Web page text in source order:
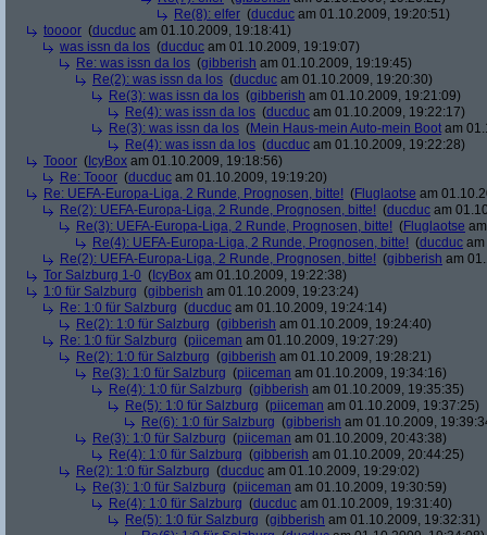
Re(8): elfer (ducduc am 01.10.2009, 19:20:51)
toooor (ducduc am 01.10.2009, 19:18:41)
was issn da los (ducduc am 01.10.2009, 19:19:07)
Re: was issn da los (gibberish am 01.10.2009, 19:19:45)
Re(2): was issn da los (ducduc am 01.10.2009, 19:20:30)
Re(3): was issn da los (gibberish am 01.10.2009, 19:21:09)
Re(4): was issn da los (ducduc am 01.10.2009, 19:22:17)
Re(3): was issn da los (Mein Haus-mein Auto-mein Boot am
Re(4): was issn da los (ducduc am 01.10.2009, 19:22:28)
Tooor ( IcyBox am 01.10.2009, 19:18:56)
Re: Tooor (ducduc am 01.10.2009, 19:19:20)
Re: UEFA-Europa-Liga, 2 Runde, Prognosen, bitte! (Fluglaotse am
Re(2): UEFA-Europa-Liga, 2 Runde, Prognosen, bitte! (ducduc am
Re(3): UEFA-Europa-Liga, 2 Runde, Prognosen, bitte! (Fluglaotse
Re(4): UEFA-Europa-Liga, 2 Runde, Prognosen, bitte! (ducduc
Re(2): UEFA-Europa-Liga, 2 Runde, Prognosen, bitte! (gibberish am
Tor Salzburg 1-0 ( IcyBox am 01.10.2009, 19:22:38)
1:0 für Salzburg (gibberish am 01.10.2009, 19:23:24)
Re: 1:0 für Salzburg (ducduc am 01.10.2009, 19:24:14)
Re(2): 1:0 für Salzburg (gibberish am 01.10.2009, 19:24:40)
Re: 1:0 für Salzburg (piiceman am 01.10.2009, 19:27:29)
Re(2): 1:0 für Salzburg (gibberish am 01.10.2009, 19:28:21)
Re(3): 1:0 für Salzburg (piiceman am 01.10.2009, 19:34:16)
Re(4): 1:0 für Salzburg (gibberish am 01.10.2009, 19:35:35)
Re(5): 1:0 für Salzburg (piiceman am 01.10.2009, 19:37:25)
Re(6): 1:0 für Salzburg (gibberish am 01.10.2009,
Re(3): 1:0 für Salzburg (piiceman am 01.10.2009, 20:43:38)
Re(4): 1:0 für Salzburg (gibberish am 01.10.2009, 20:44:25)
Re(2): 1:0 für Salzburg (ducduc am 01.10.2009, 19:29:02)
Re(3): 1:0 für Salzburg (piiceman am 01.10.2009, 19:30:59)
Re(4): 1:0 für Salzburg (ducduc am 01.10.2009, 19:31:40)
Re(5): 1:0 für Salzburg (gibberish am 01.10.2009, 19:32:31)